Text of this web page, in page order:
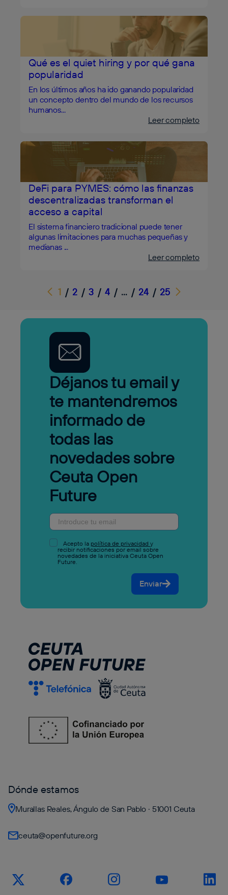
Qué es el quiet hiring y por qué gana
popularidad
En los últimos años ha ido ganando popularidad
un concepto dentro del mundo de los recursos
humanos...
Leer completo
DeFi para PYMES: cómo las finanzas
descentralizadas transforman el
acceso a capital
El sistema financiero tradicional puede tener
algunas limitaciones para muchas pequeñas y
medianas ...
Leer completo
1 / 2 / 3 / 4 / … / 24 / 25
Déjanos tu email y
te mantendremos
informado de
todas las
novedades sobre
Ceuta Open
Future
Acepto la política de privacidad y
recibir notificaciones por email sobre
novedades de la iniciativa Ceuta Open
Future.
Enviar
Dónde estamos
Murallas Reales, Ángulo de San Pablo · 51001 Ceuta
ceuta@openfuture.org